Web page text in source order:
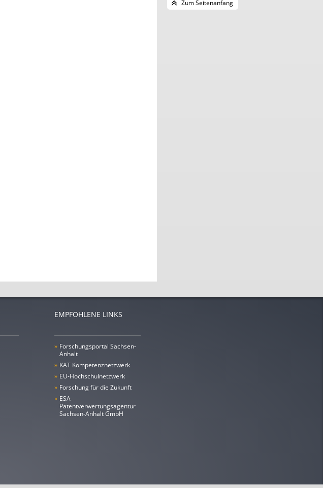
Zum Seitenanfang
EMPFOHLENE LINKS
» Forschungsportal Sachsen-
Anhalt
» KAT Kompetenznetzwerk
» EU-Hochschulnetzwerk
» Forschung für die Zukunft
» ESA
Patentverwertungsagentur
Sachsen-Anhalt GmbH